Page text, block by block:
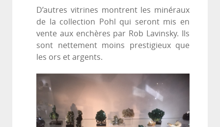
D’autres vitrines montrent les minéraux
de la collection Pohl qui seront mis en
vente aux enchères par Rob Lavinsky. Ils
sont nettement moins prestigieux que
les ors et argents.